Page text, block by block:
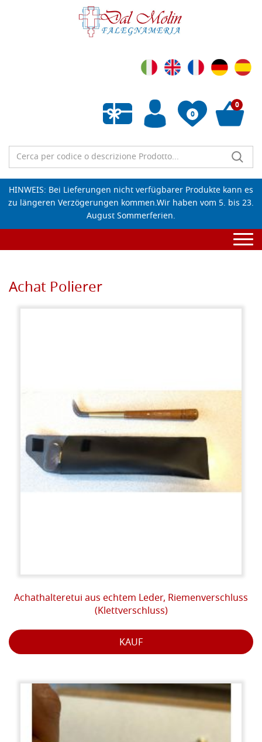
0
Wunschliste leeren
0
HINWEIS: Bei Lieferungen nicht verfügbarer Produkte kann es
zu längeren Verzögerungen kommen.Wir haben vom 5. bis 23.
August Sommerferien.
Achat Polierer
Achathalteretui aus echtem Leder, Riemenverschluss
(Klettverschluss)
KAUF